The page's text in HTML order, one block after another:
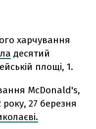
харчування
десятий
площі, 1.
McDonald's,
27 березня